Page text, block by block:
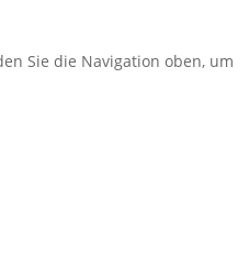
Sie die Navigation oben, um